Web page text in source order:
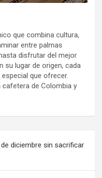
que combina cultura,
entre palmas
disfrutar del mejor
su lugar de origen, cada
que ofrecer.
cafetera de Colombia y
diciembre sin sacrificar